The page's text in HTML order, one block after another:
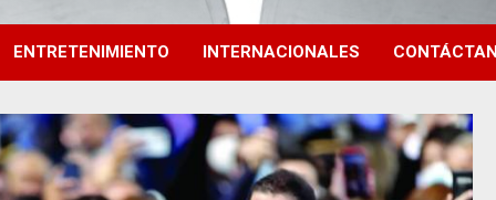
ENTRETENIMIENTO INTERNACIONALES